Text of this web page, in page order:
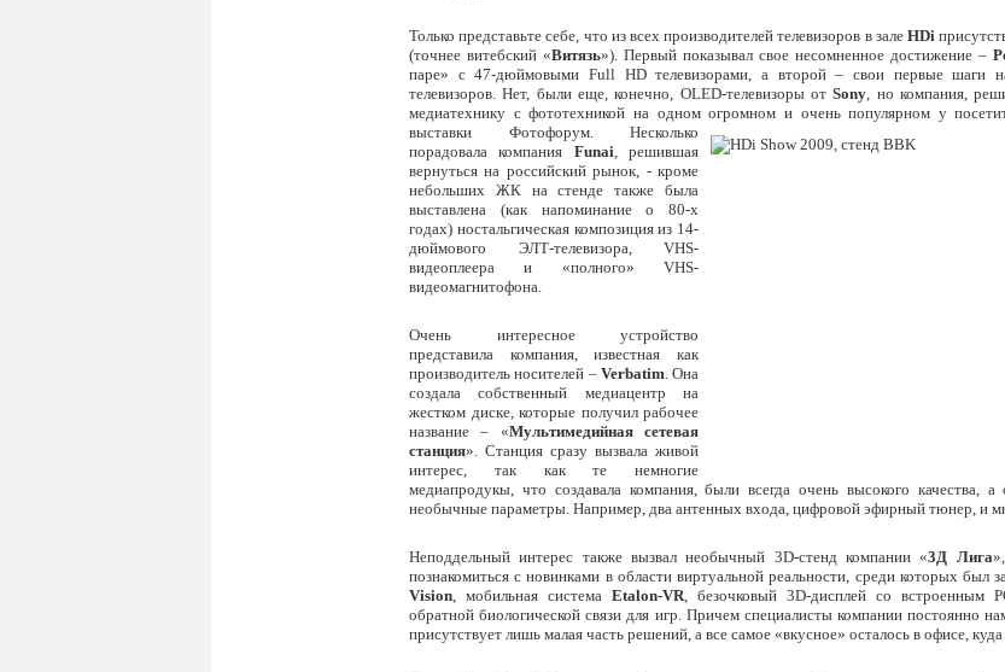
Только представьте себе, что из всех производителей телевизоров в зале HDi
(точнее витебский «Витязь»). Первый показывал свое несомненное достижение –
паре» с 47-дюймовыми Full HD телевизорами, а второй – свои первые шаги
телевизоров. Нет, были еще, конечно, OLED-телевизоры отSony, но компания,
медиатехнику с фототехникой на одном огромном и очень популярном у
выставки Фотофорум. Несколько
порадовала компания Funai, решившая
вернуться на российский рынок, - кроме
небольших ЖК на стенде также была
выставлена (как напоминание о 80-х
годах) ностальгическая композиция из 14-
дюймового ЭЛТ-телевизора, VHS-
видеоплеера и «полного» VHS-
видеомагнитофона.
Очень интересное устройство
представила компания, известная как
производитель носителей – Verbatim. Она
создала собственный медиацентр на
жестком диске, которые получил рабочее
название – «Мультимедийная сетевая
станция». Станция сразу вызвала живой
интерес, так как те немногие
медиапродукы, что создавала компания, были всегда очень высокого качества,
необычные параметры. Например, два антенных входа, цифровой эфирный тюнер, и
Неподдельный интерес также вызвал необычный 3D-стенд компании «3Д Лига
познакомиться с новинками в области виртуальной реальности, среди которых был
Vision, мобильная система Etalon-VR, безочковый 3D-дисплей со встроенным
обратной биологической связи для игр. Причем специалисты компании постоянно
присутствует лишь малая часть решений, а все самое «вкусное» осталось в офисе,